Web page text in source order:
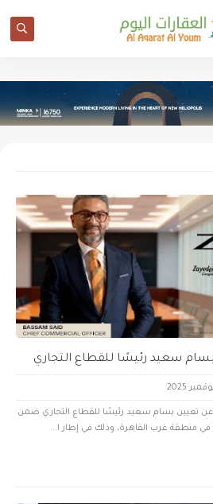
أعلنت شركة ZG Developments عن تعيين بسام سعيد رئيسًا للقطاع التجاري ضمن
منطقة غرب القاهرة، وذلك في إطار ا...